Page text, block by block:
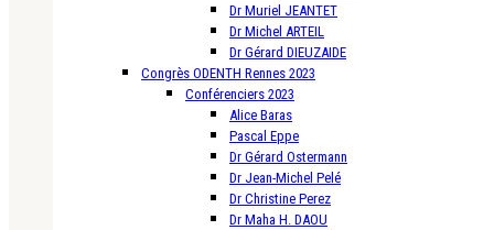
Dr Muriel JEANTET
Dr Michel ARTEIL
Dr Gérard DIEUZAIDE
Congrès ODENTH Rennes 2023
Conférenciers 2023
Alice Baras
Pascal Eppe
Dr Gérard Ostermann
Dr Jean-Michel Pelé
Dr Christine Perez
Dr Maha H. DAOU